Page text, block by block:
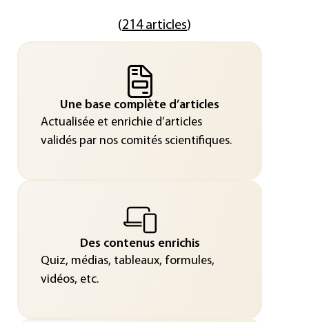
(214 articles)
Une base complète d’articles
Actualisée et enrichie d’articles
validés par nos comités scientifiques.
Des contenus enrichis
Quiz, médias, tableaux, formules,
vidéos, etc.